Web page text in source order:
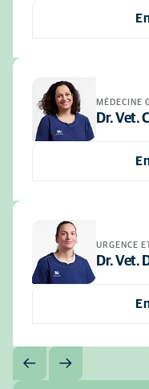
MÉDECINE
Dr. Vet.
URGENCE
Dr. Vet.